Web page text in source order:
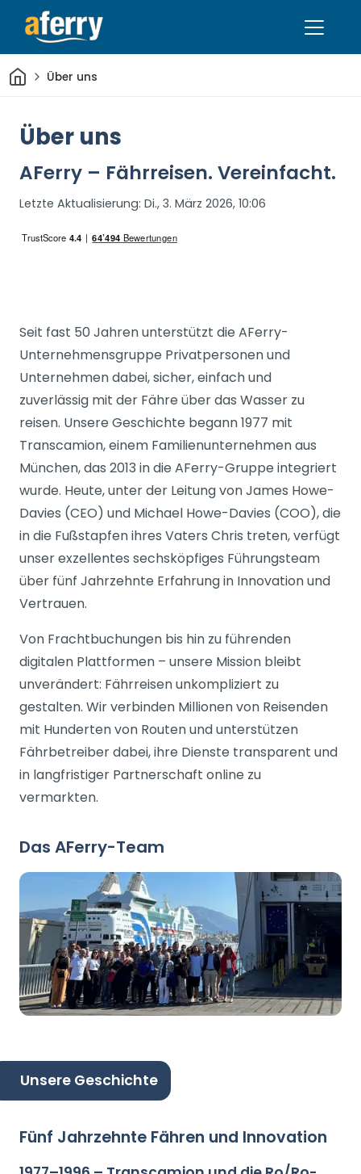
HeimÜber uns
Über uns
AFerry – Fährreisen. Vereinfacht.
Letzte Aktualisierung: Di., 3. März 2026, 10:06
Seit fast 50 Jahren unterstützt die AFerry-
Unternehmensgruppe Privatpersonen und
Unternehmen dabei, sicher, einfach und
zuverlässig mit der Fähre über das Wasser zu
reisen. Unsere Geschichte begann 1977 mit
Transcamion, einem Familienunternehmen aus
München, das 2013 in die AFerry-Gruppe integriert
wurde. Heute, unter der Leitung von James Howe-
Davies (CEO) und Michael Howe-Davies (COO), die
in die Fußstapfen ihres Vaters Chris treten, verfügt
unser exzellentes sechsköpfiges Führungsteam
über fünf Jahrzehnte Erfahrung in Innovation und
Vertrauen.
Von Frachtbuchungen bis hin zu führenden
digitalen Plattformen – unsere Mission bleibt
unverändert: Fährreisen unkompliziert zu
gestalten. Wir verbinden Millionen von Reisenden
mit Hunderten von Routen und unterstützen
Fährbetreiber dabei, ihre Dienste transparent und
in langfristiger Partnerschaft online zu
vermarkten.
Das AFerry-Team
Unsere Geschichte
Fünf Jahrzehnte Fähren und Innovation